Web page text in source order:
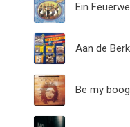
Ein
Aan de
Be my